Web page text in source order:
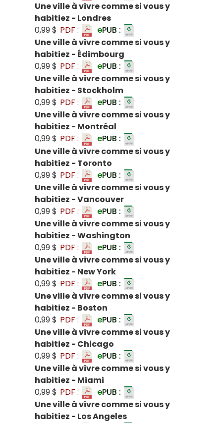
Une ville à vivre comme si vous y
habitiez - Londres
0,99 $ PDF : ePUB :
Une ville à vivre comme si vous y
habitiez - Édimbourg
0,99 $ PDF : ePUB :
Une ville à vivre comme si vous y
habitiez - Stockholm
0,99 $ PDF : ePUB :
Une ville à vivre comme si vous y
habitiez - Montréal
0,99 $ PDF : ePUB :
Une ville à vivre comme si vous y
habitiez - Toronto
0,99 $ PDF : ePUB :
Une ville à vivre comme si vous y
habitiez - Vancouver
0,99 $ PDF : ePUB :
Une ville à vivre comme si vous y
habitiez - Washington
0,99 $ PDF : ePUB :
Une ville à vivre comme si vous y
habitiez - New York
0,99 $ PDF : ePUB :
Une ville à vivre comme si vous y
habitiez - Boston
0,99 $ PDF : ePUB :
Une ville à vivre comme si vous y
habitiez - Chicago
0,99 $ PDF : ePUB :
Une ville à vivre comme si vous y
habitiez - Miami
0,99 $ PDF : ePUB :
Une ville à vivre comme si vous y
habitiez - Los Angeles